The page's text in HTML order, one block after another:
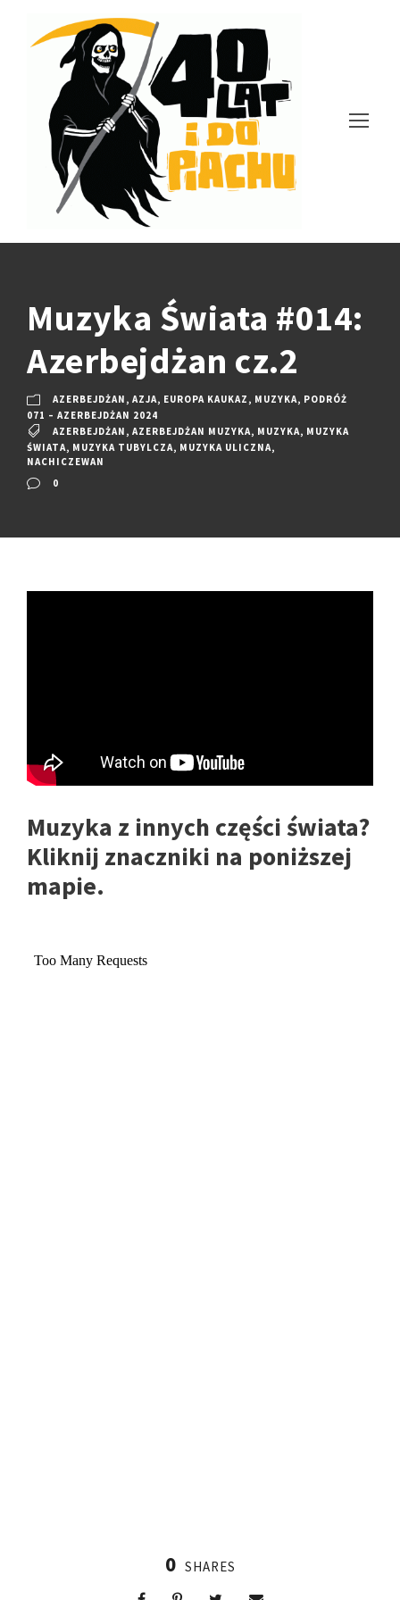
Muzyka Świata #014:
Azerbejdżan cz.2
AZERBEJDŻAN , AZJA, EUROPA KAUKAZ , MUZYKA, PODRÓŻ
071 – AZERBEJDŻAN 2024
AZERBEJDŻAN , AZERBEJDŻAN MUZYKA, MUZYKA, MUZYKA
ŚWIATA, MUZYKA TUBYLCZA, MUZYKA ULICZNA,
NACHICZEWAN
0
Muzyka z innych części świata?
Kliknij znaczniki na poniższej
mapie.
0 SHARES